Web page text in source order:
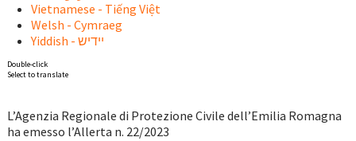
Vietnamese - Tiếng Việt
Welsh - Cymraeg
Yiddish - יידיש
Double-click
Select to translate
L’Agenzia Regionale di Protezione Civile dell’Emilia Romagna
ha emesso l’Allerta n. 22/2023